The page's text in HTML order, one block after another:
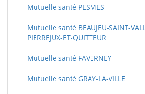
Mutuelle santé PESMES
Mutuelle santé BEAUJEU-SAINT-
PIERREJUX-ET-QUITTEUR
Mutuelle santé FAVERNEY
Mutuelle santé GRAY-LA-VILLE